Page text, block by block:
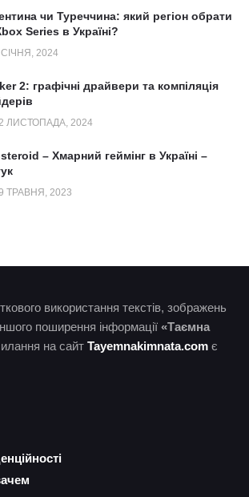
чи Туреччина: який регіон обрати
Series в Україні?
2024
2: графічні драйвери та компіляція
ЛИСТОПАДА, 2024
– Хмарний геймінг в Україні –
ТРАВНЯ, 2023
використання текстів, зображень
поширення інформації «Таємна
на сайт Tayemnakimnata.com є